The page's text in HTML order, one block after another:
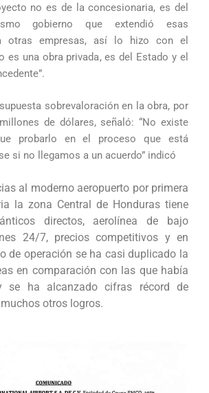
no es de la concesionaria, es del
gobierno que extendió esas
otras empresas, así lo hizo con el
es una obra privada, es del Estado y el
sobrevaloración en la obra, por
de dólares, señaló: “No existe
probarlo en el proceso que está
si no llegamos a un acuerdo” indicó
al moderno aeropuerto por primera
la zona Central de Honduras tiene
directos, aerolínea de bajo
24/7, precios competitivos y en
de operación se ha casi duplicado la
en comparación con las que había
se ha alcanzado cifras récord de
otros logros.